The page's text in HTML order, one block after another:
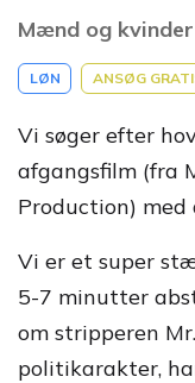
Mænd og
LØN ANSØG
Vi søger efter
afgangsfilm (fra
Production)
Vi er et super
5-7 minutter
om stripperen
politikarakter,